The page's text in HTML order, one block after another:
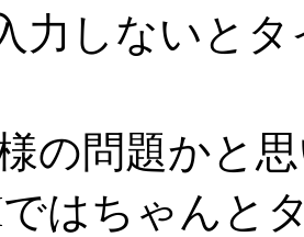
力しないと
の問題かと
ではちゃんと